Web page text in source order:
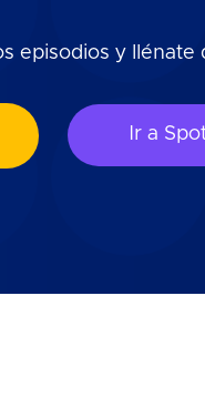
episodios y llénate
Ir a